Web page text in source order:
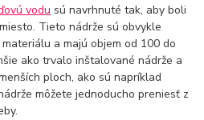
vodu sú navrhnuté tak, aby boli
Tieto nádrže sú obvykle
a majú objem od 100 do
ako trvalo inštalované nádrže a
ploch, ako sú napríklad
môžete jednoducho preniesť z